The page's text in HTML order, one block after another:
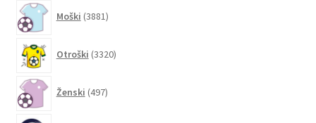
Moški 3881izdelkov
Otroški 3320izdelkov
Ženski 497izdelkov